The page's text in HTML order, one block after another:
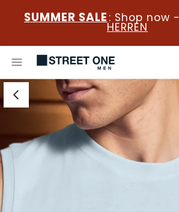
SUMMER SALE : Shop now -
HERREN